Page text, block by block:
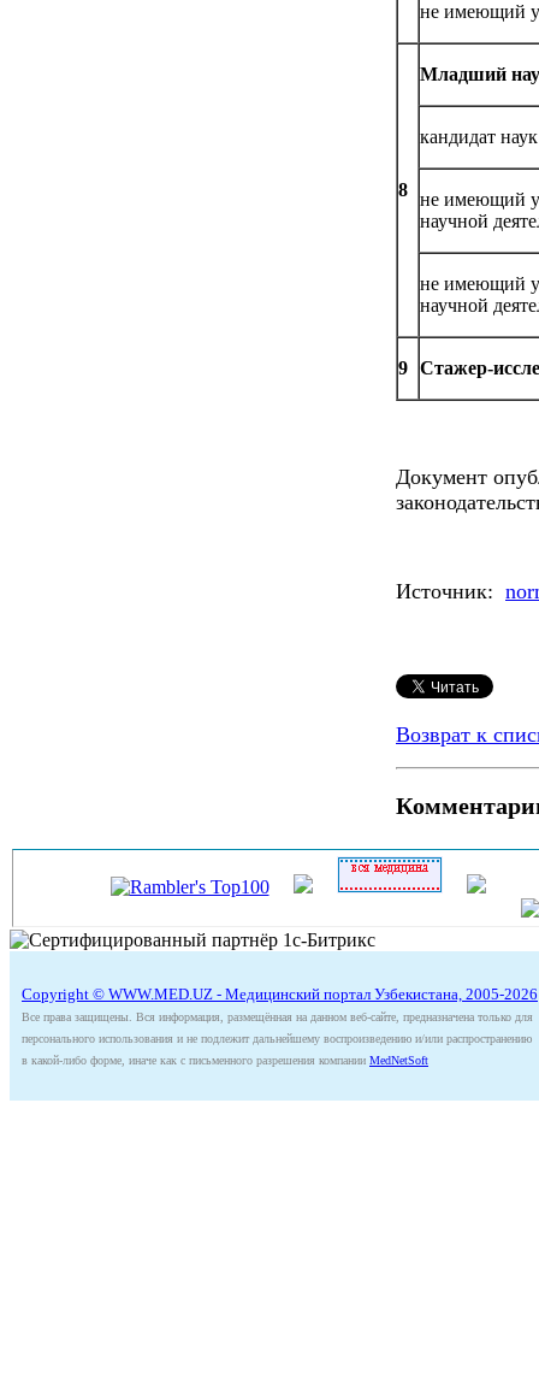
не имеющий
8
Младший
кандидат наук
не имеющий
научной
не имеющий
научной
9 Стажер-
Документ
Источник:
Возврат к
Copyright © WWW.MED.UZ - Медицинский портал Узбекистана, 2005-2026
Все права защищены. Вся информация, размещённая на данном веб-сайте, предназначена только для
персонального использования и не подлежит дальнейшему воспроизведению и/или распространению
в какой-либо форме, иначе как с письменного разрешения компании MedNetSoft